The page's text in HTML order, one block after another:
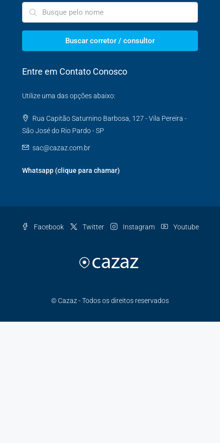
Buscar corretor / consultor
Entre em Contato Conosco
Utilize uma das opções abaixo:
Rua Capitão Saturnino Barbosa, 127 - Vila Pereira -
São José do Rio Pardo - SP
sac@cazaz.com.br
Whatsapp (clique para chamar)
Facebook Twitter Instagram Youtube
© Cazaz - Todos os direitos reservados